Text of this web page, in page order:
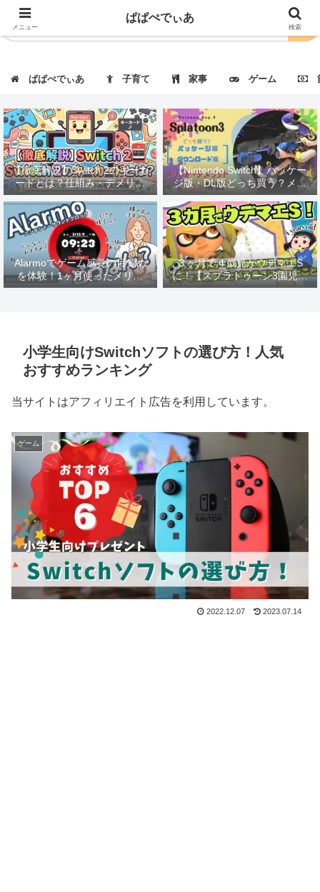
ぱぱぺでぃあ 子育て 家事 ゲーム
【徹底解説】Switch 2のキーカ
ードとは？仕組み・デメリッ
ト・対応タイトルも紹介！
【Nintendo Switch】パッケー
ジ版・DL版どっち買う？メリ
ット・デメリット解説
Alarmoでゲーム感覚の目覚め
を体験！1ヶ月使ったメリッ
ト・デメリットを徹底レビュー
３ヶ月で４歳児がウデマエS
に！【スプラトゥーン3園児指
導】第１回：ウデマエBに上が
小学生向けSwitchソフトの選び方！人気
おすすめランキング
当サイトはアフィリエイト広告を利用しています。
ゲーム
2022.12.07 2023.07.14
メニュー
ぱぱぺでぃあ
検索